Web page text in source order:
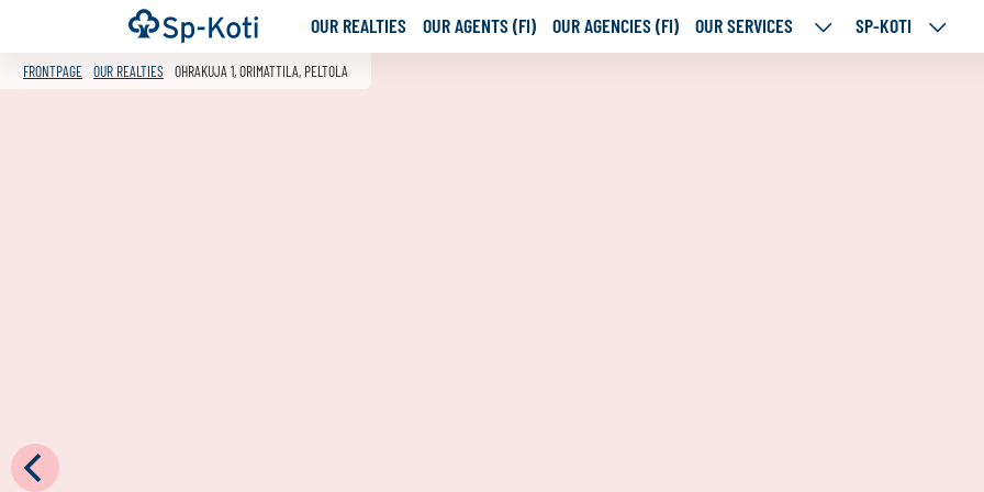
Go
to
content
Frontpage OUR REALTIES OUR AGENTS (FI) OUR AGENCIES (FI) OUR SERVICES
OUR
SP-KOTI
SP-
FRONTPAGE OUR REALTIES OHRAKUJA 1, ORIMATTILA, PELTOLA